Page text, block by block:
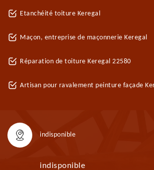
Etanchéité toiture Keregal
Maçon, entreprise de maçonnerie Keregal
Réparation de toiture Keregal 22580
Artisan pour ravalement peinture façade
indisponible
indisponible